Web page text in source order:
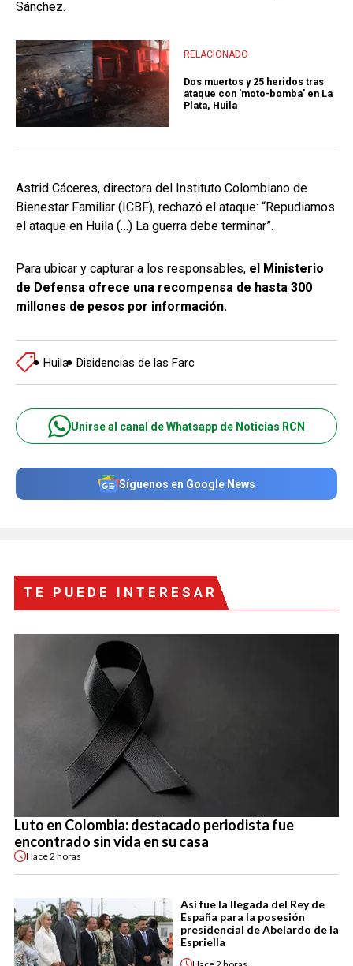
Sánchez.
RELACIONADO
Dos muertos y 25 heridos tras
ataque con 'moto-bomba' en La
Plata, Huila
Astrid Cáceres, directora del Instituto Colombiano de
Bienestar Familiar (ICBF), rechazó el ataque: “Repudiamos
el ataque en Huila (…) La guerra debe terminar”.
Para ubicar y capturar a los responsables, el Ministerio
de Defensa ofrece una recompensa de hasta 300
millones de pesos por información.
Huila Disidencias de las Farc
Unirse al canal de Whatsapp de Noticias RCN
Síguenos en Google News
TE PUEDE INTERESAR
Luto en Colombia: destacado periodista fue
encontrado sin vida en su casa
Hace2 horas
Así fue la llegada del Rey de
España para la posesión
presidencial de Abelardo de la
Espriella